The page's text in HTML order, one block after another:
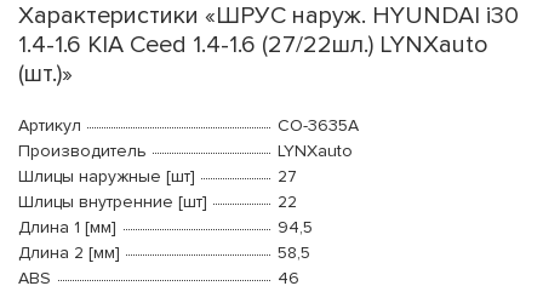
Характеристики «ШРУС наруж. HYUNDAI i30
1.4-1.6 KIA Ceed 1.4-1.6 (27/22шл.) LYNXauto
(шт.)»
Артикул
CO-3635A
Производитель
LYNXauto
Шлицы наружные [шт]
27
Шлицы внутренние [шт]
22
Длина 1 [мм]
94,5
Длина 2 [мм]
58,5
ABS
46